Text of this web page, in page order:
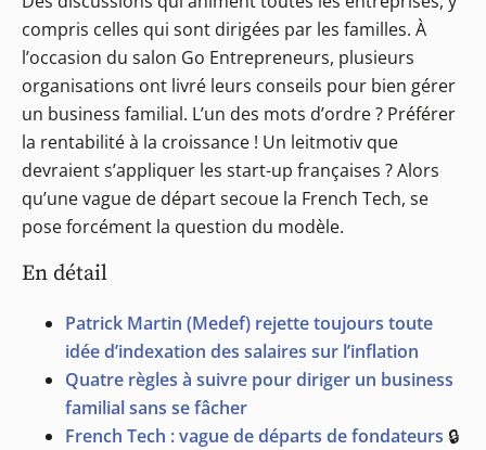
compris celles qui sont dirigées par les familles. À
l’occasion du salon Go Entrepreneurs, plusieurs
organisations ont livré leurs conseils pour bien gérer
un business familial. L’un des mots d’ordre ? Préférer
la rentabilité à la croissance ! Un leitmotiv que
devraient s’appliquer les start-up françaises ? Alors
qu’une vague de départ secoue la French Tech, se
pose forcément la question du modèle.
En détail
Patrick Martin (Medef) rejette toujours toute
idée d’indexation des salaires sur l’inflation
Quatre règles à suivre pour diriger un business
familial sans se fâcher
French Tech : vague de départs de fondateurs 🔒